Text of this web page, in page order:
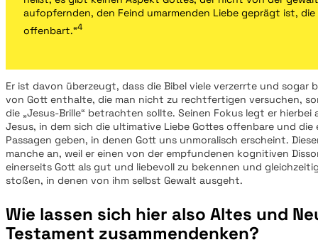
aufopfernden, den Feind umarmenden Liebe geprägt ist, die
offenbart.“4
Er ist davon überzeugt, dass die Bibel viele verzerrte und sogar
von Gott enthalte, die man nicht zu rechtfertigen versuchen,
die „Jesus-Brille“ betrachten sollte. Seinen Fokus legt er
Jesus, in dem sich die ultimative Liebe Gottes offenbare und die
Passagen geben, in denen Gott uns unmoralisch erscheint.
manche an, weil er einen von der empfundenen kognitiven
einerseits Gott als gut und liebevoll zu bekennen und
stoßen, in denen von ihm selbst Gewalt ausgeht.
Wie lassen sich hier also Altes und
Testament zusammendenken?